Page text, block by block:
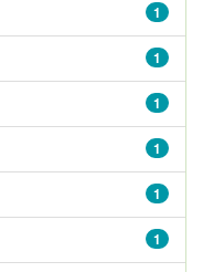
1
1
1
1
1
1